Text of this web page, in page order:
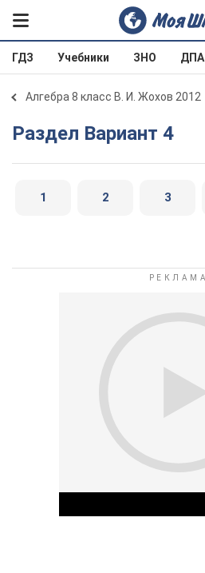
ГДЗ Учебники ЗНО ДПА
Алгебра 8 класс В. И. Жохов 2012
Раздел Вариант 4
1 2 3